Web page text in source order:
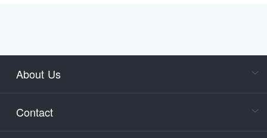
About Us
Contact